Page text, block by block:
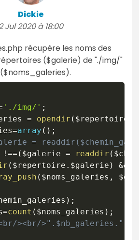
Dickie
Jul 2020 à 18:00
récupère les noms des
($galerie) de "./img/"
'./img/' ;
= opendir ( $repertoire
=array ( ) ;
=
!== ( $galerie = readdir (
( $repertoire . $galerie ) &&
( $noms_galeries ,
) ;
=count ( $noms_galeries ) ;
><br/>".$nb_galeries."